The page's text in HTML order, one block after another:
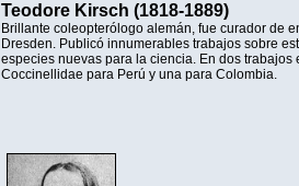
Teodore Kirsch (1818-1889)
Brillante coleopterólogo alemán, fue curador de
Dresden. Publicó innumerables trabajos sobre
especies nuevas para la ciencia. En dos
Coccinellidae para Perú y una para Colombia.